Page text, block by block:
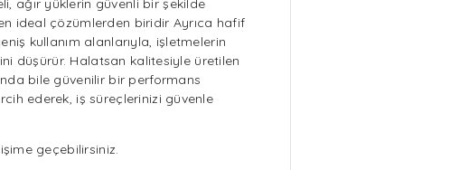
ağır yüklerin güvenli bir şekilde
ideal çözümlerden biridir Ayrıca hafif
kullanım alanlarıyla, işletmelerin
düşürür. Halatsan kalitesiyle üretilen
bile güvenilir bir performans
ederek, iş süreçlerinizi güvenle
geçebilirsiniz.